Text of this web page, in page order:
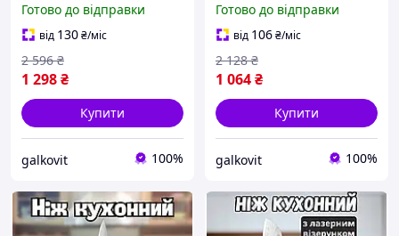
кухонних ножів, Набір
ножів кухонних сталь HV-
76
Готово до відправки
від 130₴/міс
1 298₴
2 596 ₴
Купити
galkovit 100%
для гурманів і кулінарів
BH-76
Готово до відправки
від 106₴/міс
1 064₴
2 128 ₴
Купити
galkovit 100%